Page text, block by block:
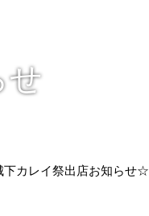
せ
カレイ祭出店お知らせ☆